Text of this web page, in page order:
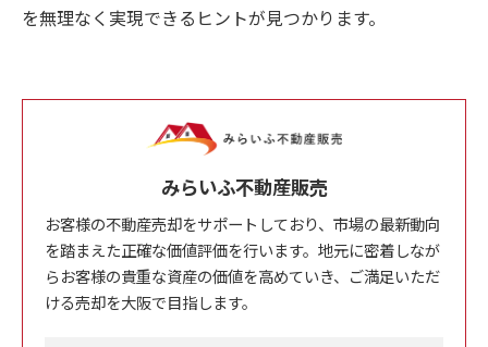
を無理なく実現できるヒントが見つかります。
みらいふ不動産販売
お客様の不動産売却をサポートしており、市場の最新動向
を踏まえた正確な価値評価を行います。地元に密着しなが
らお客様の貴重な資産の価値を高めていき、ご満足いただ
ける売却を大阪で目指します。